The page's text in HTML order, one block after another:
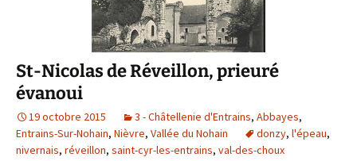
St-Nicolas de Réveillon, prieuré
évanoui
19 octobre 2015 3 - Châtellenie d'Entrains, Abbayes,
Entrains-Sur-Nohain, Nièvre, Vallée du Nohain donzy, l'épeau,
nivernais, réveillon, saint-cyr-les-entrains, val-des-choux